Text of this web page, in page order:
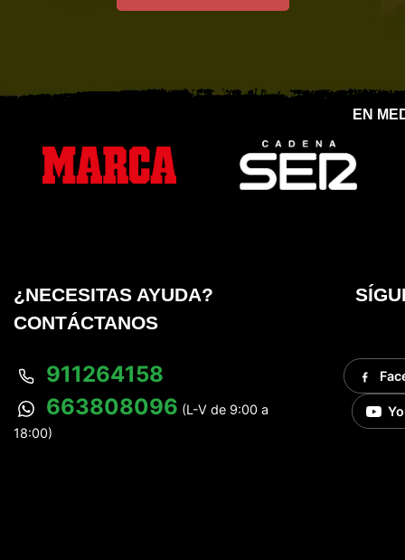
EN
¿NECESITAS AYUDA?
CONTÁCTANOS
911264158
663808096 (L-V de 9:00 a
18:00)